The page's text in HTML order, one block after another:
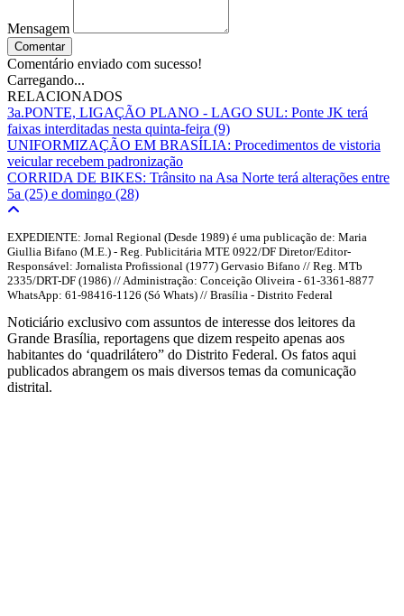
Mensagem
Comentar
Comentário enviado com sucesso!
Carregando...
RELACIONADOS
3a.PONTE, LIGAÇÃO PLANO - LAGO SUL: Ponte JK terá
faixas interditadas nesta quinta-feira (9)
UNIFORMIZAÇÃO EM BRASÍLIA: Procedimentos de vistoria
veicular recebem padronização
CORRIDA DE BIKES: Trânsito na Asa Norte terá alterações entre
5a (25) e domingo (28)
EXPEDIENTE: Jornal Regional (Desde 1989) é uma publicação de: Maria
Giullia Bifano (M.E.) - Reg. Publicitária MTE 0922/DF Diretor/Editor-
Responsável: Jornalista Profissional (1977) Gervasio Bifano // Reg. MTb
2335/DRT-DF (1986) // Administração: Conceição Oliveira - 61-3361-8877
WhatsApp: 61-98416-1126 (Só Whats) // Brasília - Distrito Federal
Noticiário exclusivo com assuntos de interesse dos leitores da
Grande Brasília, reportagens que dizem respeito apenas aos
habitantes do ‘quadrilátero” do Distrito Federal. Os fatos aqui
publicados abrangem os mais diversos temas da comunicação
distrital.